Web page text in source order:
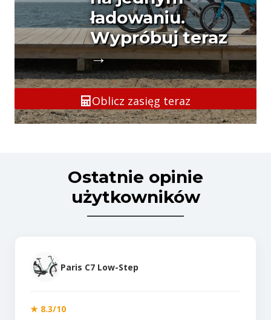
ładowaniu.
Wypróbuj teraz
→
Oblicz zasięg teraz
Ostatnie opinie
użytkowników
Paris C7 Low-Step
★ 8.3/10